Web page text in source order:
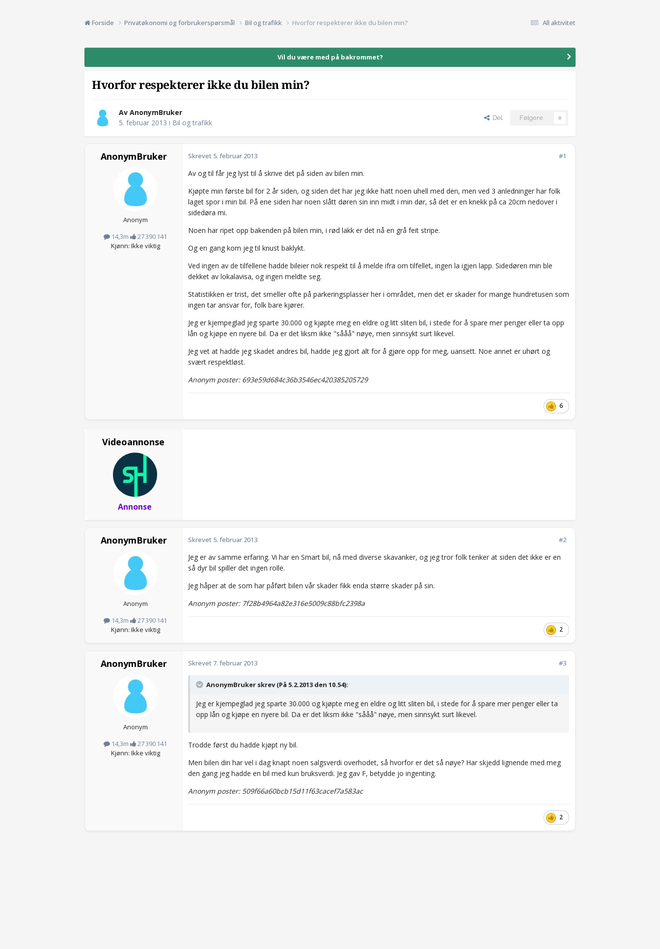
All aktivitet
Forside Privatøkonomi og forbrukerspørsmål Bil og trafikk Hvorfor respekterer ikke du bilen min?
Vil du være med på bakrommet?
Hvorfor respekterer ikke du bilen min?
Av AnonymBruker
5. februar 2013 i Bil og trafikk
Del Følgere 0
AnonymBruker
Anonym
14,3m
27 390 141
Kjønn: Ikke viktig
#1
Skrevet 5. februar 2013
Av og til får jeg lyst til å skrive det på siden av bilen min.
Kjøpte min første bil for 2 år siden, og siden det har jeg ikke hatt noen uhell med den, men ved 3 anledninger har folk
laget spor i min bil. På ene siden har noen slått døren sin inn midt i min dør, så det er en knekk på ca 20cm nedover i
sidedøra mi.
Noen har ripet opp bakenden på bilen min, i rød lakk er det nå en grå feit stripe.
Og en gang kom jeg til knust baklykt.
Ved ingen av de tilfellene hadde bileier nok respekt til å melde ifra om tilfellet, ingen la igjen lapp. Sidedøren min ble
dekket av lokalavisa, og ingen meldte seg.
Statistikken er trist, det smeller ofte på parkeringsplasser her i området, men det er skader for mange hundretusen som
ingen tar ansvar for, folk bare kjører.
Jeg er kjempeglad jeg sparte 30.000 og kjøpte meg en eldre og litt sliten bil, i stede for å spare mer penger eller ta opp
lån og kjøpe en nyere bil. Da er det liksm ikke "sååå" nøye, men sinnsykt surt likevel.
Jeg vet at hadde jeg skadet andres bil, hadde jeg gjort alt for å gjøre opp for meg, uansett. Noe annet er uhørt og
svært respektløst.
Anonym poster: 693e59d684c36b3546ec420385205729
6
Videoannonse
Annonse
AnonymBruker
Anonym
14,3m
27 390 141
Kjønn: Ikke viktig
#2
Skrevet 5. februar 2013
Jeg er av samme erfaring. Vi har en Smart bil, nå med diverse skavanker, og jeg tror folk tenker at siden det ikke er en
så dyr bil spiller det ingen rolle.
Jeg håper at de som har påført bilen vår skader fikk enda større skader på sin.
Anonym poster: 7f28b4964a82e316e5009c88bfc2398a
2
AnonymBruker
Anonym
14,3m
27 390 141
Kjønn: Ikke viktig
#3
Skrevet 7. februar 2013
AnonymBruker skrev (På 5.2.2013 den 10.54):
Jeg er kjempeglad jeg sparte 30.000 og kjøpte meg en eldre og litt sliten bil, i stede for å spare mer penger eller ta
opp lån og kjøpe en nyere bil. Da er det liksm ikke "sååå" nøye, men sinnsykt surt likevel.
Trodde først du hadde kjøpt ny bil.
Men bilen din har vel i dag knapt noen salgsverdi overhodet, så hvorfor er det så nøye? Har skjedd lignende med meg
den gang jeg hadde en bil med kun bruksverdi. Jeg gav F, betydde jo ingenting.
Anonym poster: 509f66a60bcb15d11f63cacef7a583ac
2